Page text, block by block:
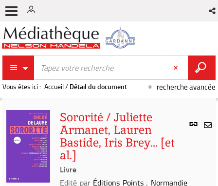
recherche avancée
Vous êtes ici : Accueil/ Détail du document
Lien
Sororité / Juliette
Armanet, Lauren
Bastide, Iris Brey... [et
al.]
Livre
Edité par Éditions Points; Normandie